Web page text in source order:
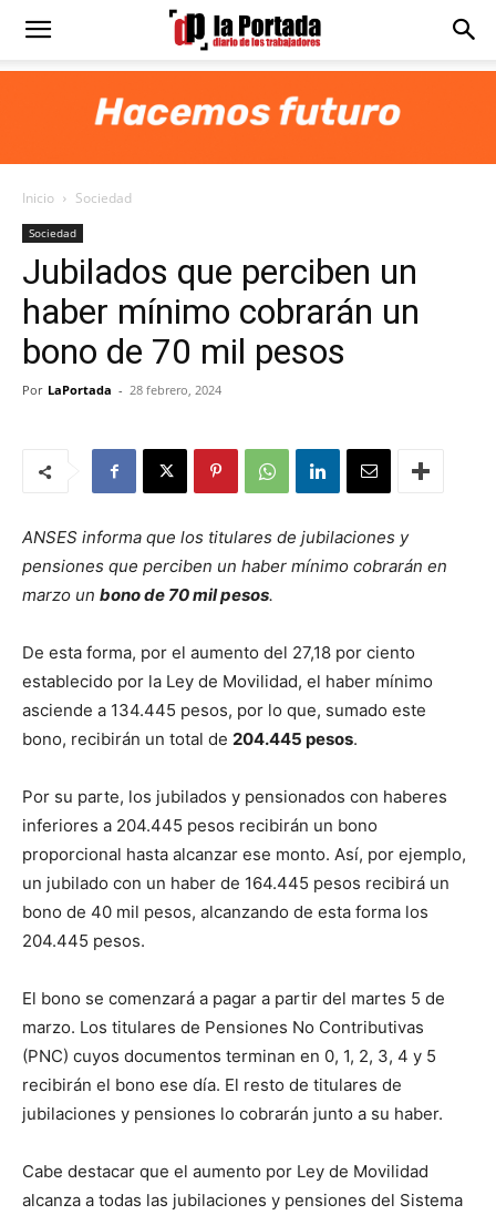
Diario
Portada
Inicio Sociedad
Sociedad
Jubilados que perciben un
haber mínimo cobrarán un
bono de 70 mil pesos
Por LaPortada - 28 febrero, 2024
ANSES informa que los titulares de jubilaciones y
pensiones que perciben un haber mínimo cobrarán en
marzo un bono de 70 mil pesos.
De esta forma, por el aumento del 27,18 por ciento
establecido por la Ley de Movilidad, el haber mínimo
asciende a 134.445 pesos, por lo que, sumado este
bono, recibirán un total de 204.445 pesos.
Por su parte, los jubilados y pensionados con haberes
inferiores a 204.445 pesos recibirán un bono
proporcional hasta alcanzar ese monto. Así, por ejemplo,
un jubilado con un haber de 164.445 pesos recibirá un
bono de 40 mil pesos, alcanzando de esta forma los
204.445 pesos.
El bono se comenzará a pagar a partir del martes 5 de
marzo. Los titulares de Pensiones No Contributivas
(PNC) cuyos documentos terminan en 0, 1, 2, 3, 4 y 5
recibirán el bono ese día. El resto de titulares de
jubilaciones y pensiones lo cobrarán junto a su haber.
Cabe destacar que el aumento por Ley de Movilidad
alcanza a todas las jubilaciones y pensiones del Sistema